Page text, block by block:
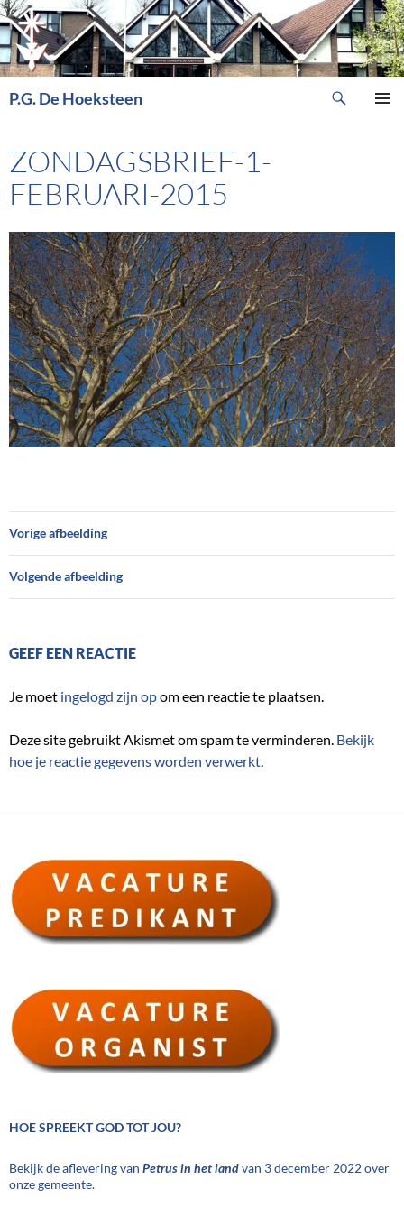
Ga
naar
de
inhoud
P.G. De Hoeksteen
ZONDAGSBRIEF-1-
FEBRUARI-2015
Vorige afbeelding
Volgende afbeelding
GEEF EEN REACTIE
Je moet ingelogd zijn opom een reactie te plaatsen.
Deze site gebruikt Akismet om spam te verminderen. Bekijk
hoe je reactie gegevens worden verwerkt.
HOE SPREEKT GOD TOT JOU?
Bekijk de aflevering van Petrus in het landvan 3 december 2022 over
onze gemeente.